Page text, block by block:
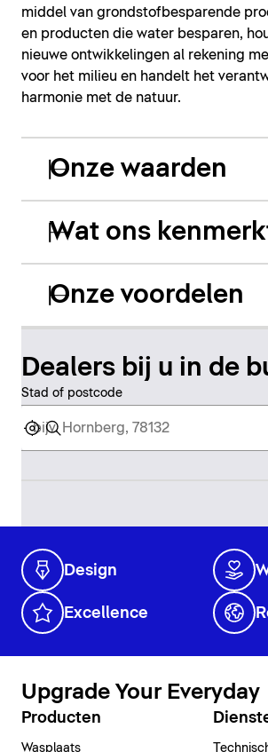
middel van grondstofbesparende
en producten die water besparen,
nieuwe ontwikkelingen al rekening
voor het milieu en handelt het
harmonie met de natuur.
Onze waarden
Wat ons
Onze voordelen
Dealers bij u in de
Stad of postcode
Design
Excellence
Upgrade Your Everyday
Producten
Wasplaats